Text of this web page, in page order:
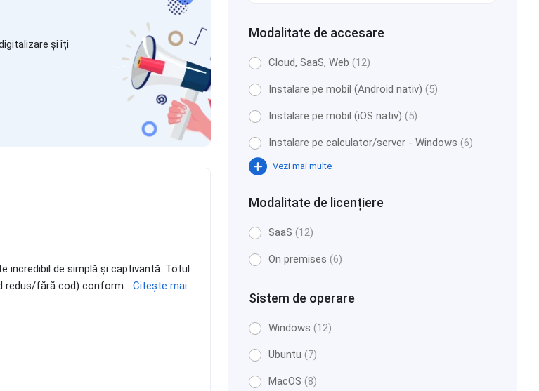
și îți
incredibil de simplă și captivantă. Totul
redus/fără cod) conform... Citește mai
Modalitate de accesare
Cloud, SaaS, Web(12)
Instalare pe mobil (Android nativ)(5)
Instalare pe mobil (iOS nativ)(5)
Instalare pe calculator/server - Windows(6)
Vezi mai multe
Modalitate de licențiere
SaaS(12)
On premises(6)
Sistem de operare
Windows(12)
Ubuntu(7)
MacOS(8)